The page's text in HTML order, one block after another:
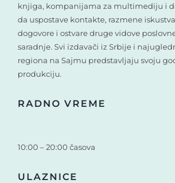
knjiga, kompanijama za multimediju i
da uspostave kontakte, razmene
dogovore i ostvare druge vidove
saradnje. Svi izdavači iz Srbije i
regiona na Sajmu predstavljaju svoju
produkciju.
RADNO VREME
10:00 – 20:00 časova
ULAZNICE